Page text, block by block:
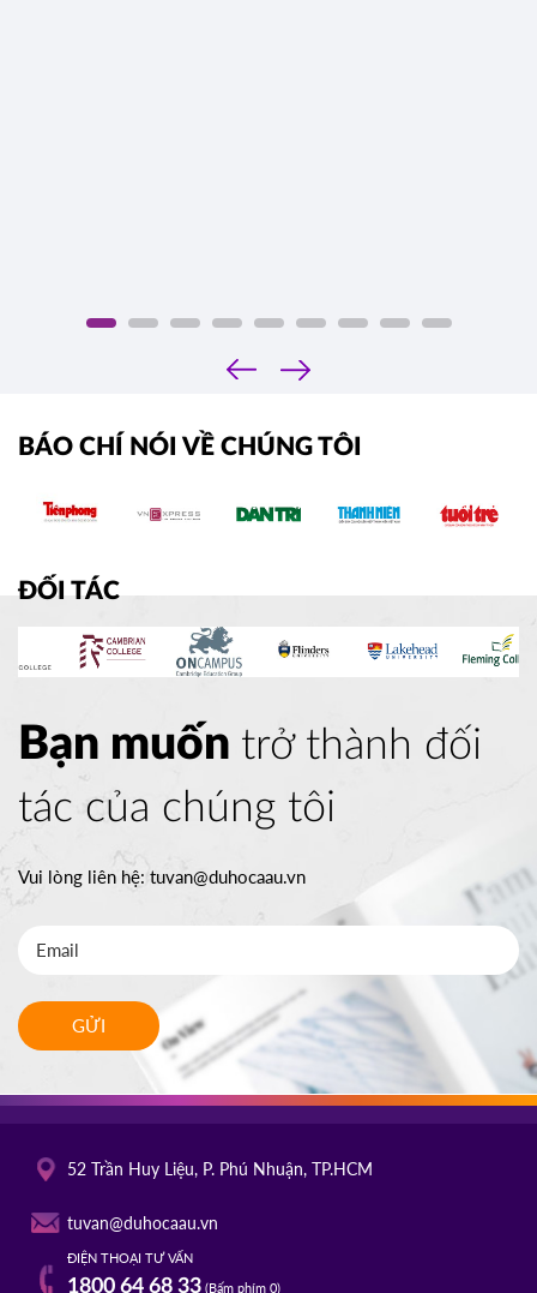
‹
›
BÁO CHÍ NÓI VỀ CHÚNG TÔI
ĐỐI TÁC
Bạn muốn trở thành đối
tác của chúng tôi
Vui lòng liên hệ: tuvan@duhocaau.vn
GỬI
52 Trần Huy Liệu, P. Phú Nhuận, TP.HCM
tuvan@duhocaau.vn
ĐIỆN THOẠI TƯ VẤN
1800 64 68 33(Bấm phím 0)